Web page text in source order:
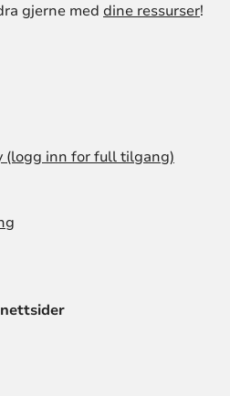
gjerne med dine ressurser!
(logg inn for full tilgang)